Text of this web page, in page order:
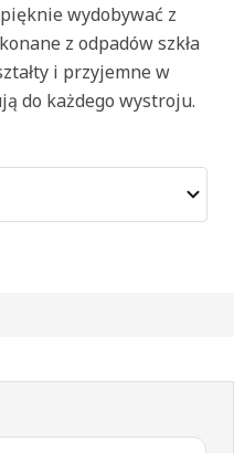
wydobywać z
z odpadów szkła
i przyjemne w
do każdego wystroju.